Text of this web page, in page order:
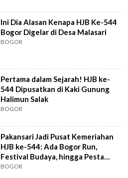
Ini Dia Alasan Kenapa HJB Ke-544
Bogor Digelar di Desa Malasari
BOGOR
Pertama dalam Sejarah! HJB ke-
544 Dipusatkan di Kaki Gunung
Halimun Salak
BOGOR
Pakansari Jadi Pusat Kemeriahan
HJB ke-544: Ada Bogor Run,
Festival Budaya, hingga Pesta
UMKM
BOGOR